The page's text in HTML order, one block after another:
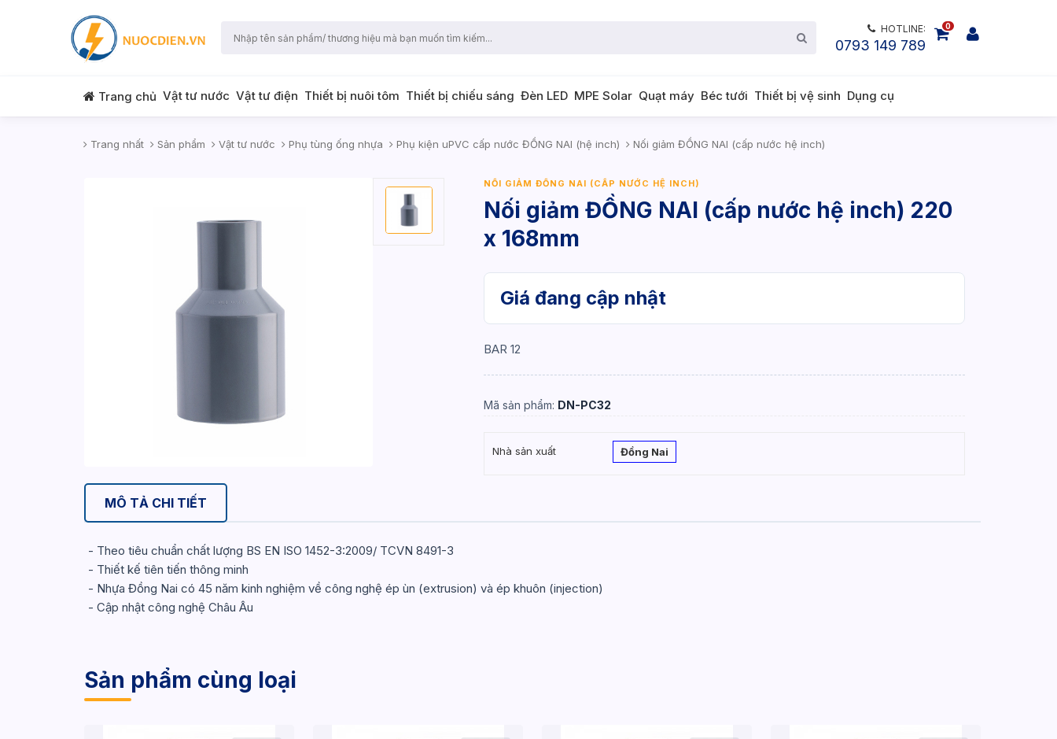
HOTLINE:
0793 149 789
0
Trang chủ Vật tư nước Vật tư điện Thiết bị nuôi tôm Thiết bị chiếu sáng Đèn LED MPE Solar Quạt máy Béc tưới Thiết bị vệ sinh Dụng cụ
Trang nhất Sản phẩm Vật tư nước Phụ tùng ống nhựa Phụ kiện uPVC cấp nước ĐỒNG NAI (hệ inch) Nối giảm ĐỒNG NAI (cấp nước hệ inch)
NỐI GIẢM ĐỒNG NAI (CẤP NƯỚC HỆ INCH)
Nối giảm ĐỒNG NAI (cấp nước hệ inch) 220
x 168mm
Giá đang cập nhật
BAR 12
Mã sản phẩm: DN-PC32
Nhà sản xuất Đồng Nai
MÔ TẢ CHI TIẾT
- Theo tiêu chuẩn chất lượng BS EN ISO 1452-3:2009/ TCVN 8491-3
- Thiết kế tiên tiến thông minh
- Nhựa Đồng Nai có 45 năm kinh nghiệm về công nghệ ép ùn (extrusion) và ép khuôn (injection)
- Cập nhật công nghệ Châu Âu
Sản phẩm cùng loại